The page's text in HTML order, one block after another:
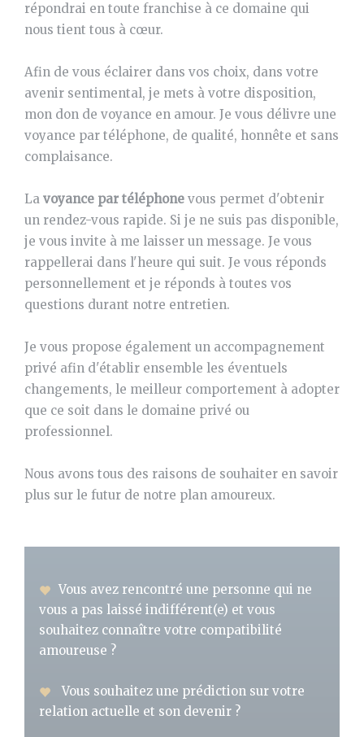
répondrai en toute franchise à ce domaine qui
nous tient tous à cœur.
Afin de vous éclairer dans vos choix, dans votre
avenir sentimental, je mets à votre disposition,
mon don de voyance en amour. Je vous délivre une
voyance par téléphone, de qualité, honnête et sans
complaisance.
La voyance par téléphone vous permet d'obtenir
un rendez-vous rapide. Si je ne suis pas disponible,
je vous invite à me laisser un message. Je vous
rappellerai dans l'heure qui suit. Je vous réponds
personnellement et je réponds à toutes vos
questions durant notre entretien.
Je vous propose également un accompagnement
privé afin d'établir ensemble les éventuels
changements, le meilleur comportement à adopter
que ce soit dans le domaine privé ou
professionnel.
Nous avons tous des raisons de souhaiter en savoir
plus sur le futur de notre plan amoureux.
Vous avez rencontré une personne qui ne
vous a pas laissé indifférent(e) et vous
souhaitez connaître votre compatibilité
amoureuse ?
Vous souhaitez une prédiction sur votre
relation actuelle et son devenir ?